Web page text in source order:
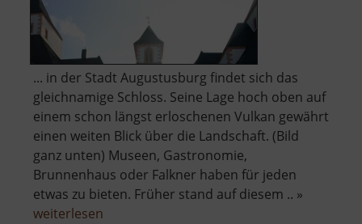
... in der Stadt Augustusburg findet sich das
gleichnamige Schloss. Seine Lage hoch oben auf
einem schon längst erloschenen Vulkan gewährt
einen weiten Blick über die Landschaft. (Bild
ganz unten) Museen, Gastronomie,
Brunnenhaus oder Falkner haben für jeden
etwas zu bieten. Früher stand auf diesem .. »
weiterlesen